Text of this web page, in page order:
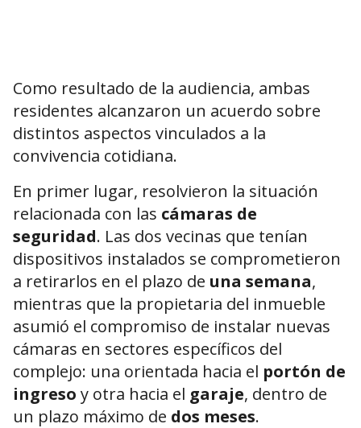
Como resultado de la audiencia, ambas
residentes alcanzaron un acuerdo sobre
distintos aspectos vinculados a la
convivencia cotidiana.
En primer lugar, resolvieron la situación
relacionada con las cámaras de
seguridad. Las dos vecinas que tenían
dispositivos instalados se comprometieron
a retirarlos en el plazo de una semana,
mientras que la propietaria del inmueble
asumió el compromiso de instalar nuevas
cámaras en sectores específicos del
complejo: una orientada hacia el portón de
ingreso y otra hacia el garaje, dentro de
un plazo máximo de dos meses.